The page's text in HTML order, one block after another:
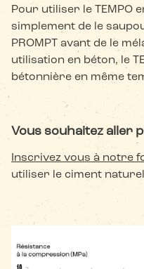
Pour utiliser le TEMPO
simplement de le
PROMPT avant de le
utilisation en béton, le
bétonnière en même
Vous souhaitez aller
Inscrivez vous à notre
utiliser le ciment